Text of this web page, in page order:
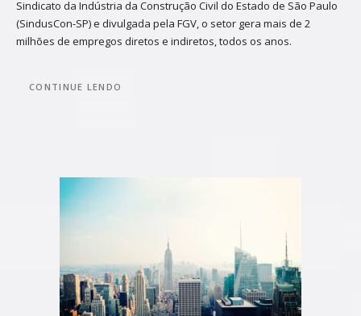
Sindicato da Indústria da Construção Civil do Estado de São Paulo
(SindusCon-SP) e divulgada pela FGV, o setor gera mais de 2
milhões de empregos diretos e indiretos, todos os anos.
CONTINUE LENDO